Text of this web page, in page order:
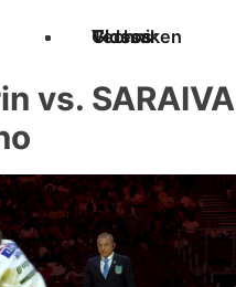
Techniken
Videos
Glossar
vs. SARAIVA